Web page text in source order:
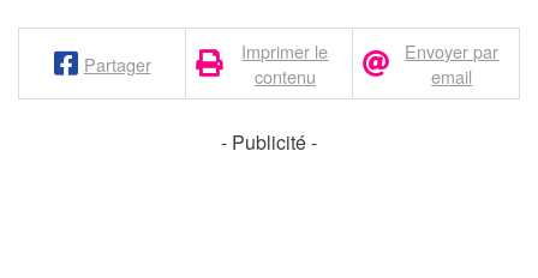
Partager
Imprimer le
contenu
Envoyer par
email
- Publicité -